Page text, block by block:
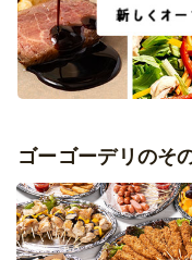
ゴーゴーデリのそ